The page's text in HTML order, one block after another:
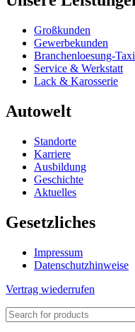
Großkunden
Gewerbekunden
Branchenloesung-Taxi
Service & Werkstatt
Lack & Karosserie
Autowelt
Standorte
Karriere
Ausbildung
Geschichte
Aktuelles
Gesetzliches
Impressum
Datenschutzhinweise
Vertrag wiederrufen